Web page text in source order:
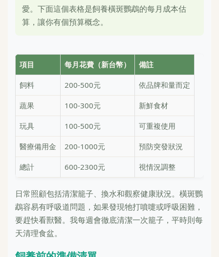
愛。下面這個表格是飼養橫斑鸚鵡的每月成本估
算，讓你有個預算概念。
項目 每月花費（新台幣） 備註
飼料 200-500元 依品牌和量而定
蔬果 100-300元 新鮮食材
玩具 100-500元 可重複使用
醫療備用金 200-1000元 預防突發狀況
總計 600-2300元 視情況調整
日常照顧包括清潔籠子、換水和觀察健康狀況。橫斑鸚
鵡容易有呼吸道問題，如果發現牠打噴嚏或呼吸困難，
要趕快看獸醫。我每週會徹底清潔一次籠子，平時則每
天清理食盆。